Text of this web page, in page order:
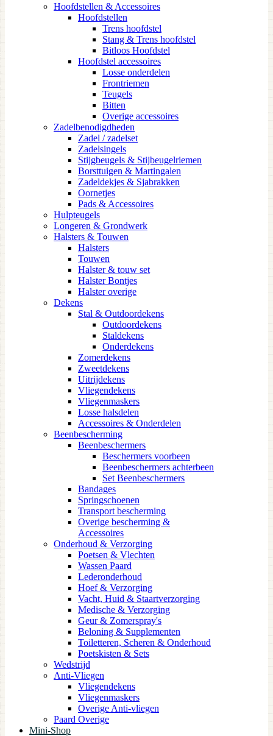
Hoofdstellen & Accessoires
Hoofdstellen
Trens hoofdstel
Stang & Trens hoofdstel
Bitloos Hoofdstel
Hoofdstel accessoires
Losse onderdelen
Frontriemen
Teugels
Bitten
Overige accessoires
Zadelbenodigdheden
Zadel / zadelset
Zadelsingels
Stijgbeugels & Stijbeugelriemen
Borsttuigen & Martingalen
Zadeldekjes & Sjabrakken
Oornetjes
Pads & Accessoires
Hulpteugels
Longeren & Grondwerk
Halsters & Touwen
Halsters
Touwen
Halster & touw set
Halster Bontjes
Halster overige
Dekens
Stal & Outdoordekens
Outdoordekens
Staldekens
Onderdekens
Zomerdekens
Zweetdekens
Uitrijdekens
Vliegendekens
Vliegenmaskers
Losse halsdelen
Accessoires & Onderdelen
Beenbescherming
Beenbeschermers
Beschermers voorbeen
Beenbeschermers achterbeen
Set Beenbeschermers
Bandages
Springschoenen
Transport bescherming
Overige bescherming &
Accessoires
Onderhoud & Verzorging
Poetsen & Vlechten
Wassen Paard
Lederonderhoud
Hoef & Verzorging
Vacht, Huid & Staartverzorging
Medische & Verzorging
Geur & Zomerspray's
Beloning & Supplementen
Toiletteren, Scheren & Onderhoud
Poetskisten & Sets
Wedstrijd
Anti-Vliegen
Vliegendekens
Vliegenmaskers
Overige Anti-vliegen
Paard Overige
Mini-Shop